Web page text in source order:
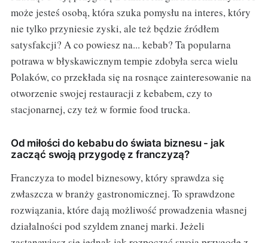
może jesteś osobą, która szuka pomysłu na interes, który
nie tylko przyniesie zyski, ale też będzie źródłem
satysfakcji? A co powiesz na... kebab? Ta popularna
potrawa w błyskawicznym tempie zdobyła serca wielu
Polaków, co przekłada się na rosnące zainteresowanie na
otworzenie swojej restauracji z kebabem, czy to
stacjonarnej, czy też w formie food trucka.
Od miłości do kebabu do świata biznesu - jak
zacząć swoją przygodę z franczyzą?
Franczyza to model biznesowy, który sprawdza się
zwłaszcza w branży gastronomicznej. To sprawdzone
rozwiązania, które dają możliwość prowadzenia własnej
działalności pod szyldem znanej marki. Jeżeli